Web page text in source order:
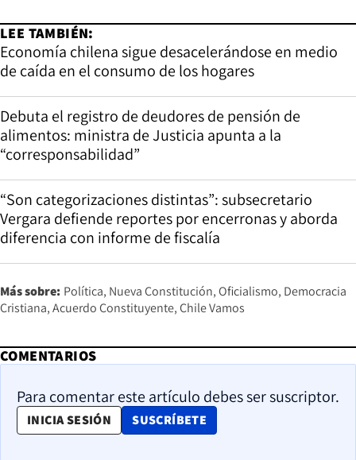
LEE TAMBIÉN:
Economía chilena sigue desacelerándose en medio
de caída en el consumo de los hogares
Debuta el registro de deudores de pensión de
alimentos: ministra de Justicia apunta a la
“corresponsabilidad”
“Son categorizaciones distintas”: subsecretario
Vergara defiende reportes por encerronas y aborda
diferencia con informe de fiscalía
Más sobre: Política Nueva Constitución Oficialismo Democracia
Cristiana Acuerdo Constituyente Chile Vamos
COMENTARIOS
Para comentar este artículo debes ser suscriptor.
INICIA SESIÓN SUSCRÍBETE
OPENS IN NEW WINDOW